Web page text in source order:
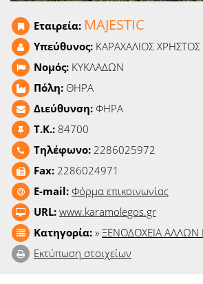
Ταινίες
Εταιρεία: MAJESTIC
Υπεύθυνος: ΚΑΡΑΧΑΛΙΟΣ ΧΡΗΣΤΟΣ
Νομός: ΚΥΚΛΑΔΩΝ
Πόλη: ΘΗΡΑ
Διεύθυνση: ΦΗΡΑ
T.K.: 84700
Τηλέφωνο: 2286025972
Fax: 2286024971
E-mail: Φόρμα επικοινωνίας
URL: www.karamolegos.gr
Κατηγορία: » ΞΕΝΟΔΟΧΕΙΑ ΑΛΛΩΝ
Εκτύπωση στοιχείων